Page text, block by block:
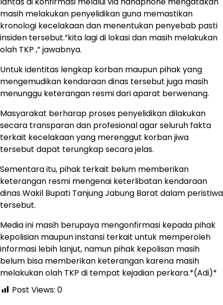
masih melakukan penyelidikan guna memastikan
kronologi kecelakaan dan menentukan penyebab pasti
insiden tersebut.”kita lagi di lokasi dan masih melakukan
olah TKP ,” jawabnya.
Untuk identitas lengkap korban maupun pihak yang
mengemudikan kendaraan dinas tersebut juga masih
menunggu keterangan resmi dari aparat berwenang.
Masyarakat berharap proses penyelidikan dilakukan
secara transparan dan profesional agar seluruh fakta
terkait kecelakaan yang merenggut korban jiwa
tersebut dapat terungkap secara jelas.
Sementara itu, pihak terkait belum memberikan
keterangan resmi mengenai keterlibatan kendaraan
dinas Wakil Bupati Tanjung Jabung Barat dalam peristiwa
tersebut.
Media ini masih berupaya mengonfirmasi kepada pihak
kepolisian maupun instansi terkait untuk memperoleh
informasi lebih lanjut, namun pihak kepolisan masih
belum bisa memberikan keterangan karena masih
melakukan olah TKP di tempat kejadian perkara.*(Adi)*
Post Views: 0